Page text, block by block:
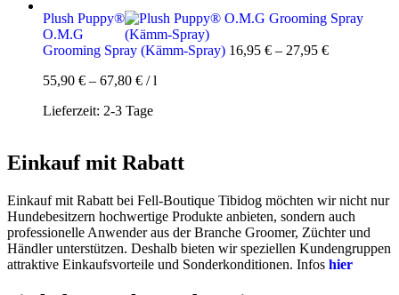
Plush Puppy®
O.M.G
Grooming Spray (Kämm-Spray) 16,95 € – 27,95 €
55,90 € – 67,80 € /l
Lieferzeit: 2-3 Tage
Einkauf mit Rabatt
Einkauf mit Rabatt bei Fell-Boutique Tibidog möchten wir nicht nur
Hundebesitzern hochwertige Produkte anbieten, sondern auch
professionelle Anwender aus der Branche Groomer, Züchter und
Händler unterstützen. Deshalb bieten wir speziellen Kundengruppen
attraktive Einkaufsvorteile und Sonderkonditionen. Infos hier